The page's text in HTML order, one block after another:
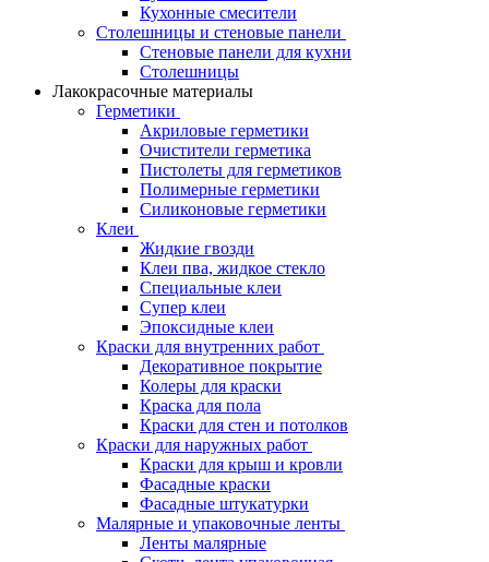
Кухонные смесители
Столешницы и стеновые панели
Стеновые панели для кухни
Столешницы
Лакокрасочные материалы
Герметики
Акриловые герметики
Очистители герметика
Пистолеты для герметиков
Полимерные герметики
Силиконовые герметики
Клеи
Жидкие гвозди
Клеи пва, жидкое стекло
Специальные клеи
Супер клеи
Эпоксидные клеи
Краски для внутренних работ
Декоративное покрытие
Колеры для краски
Краска для пола
Краски для стен и потолков
Краски для наружных работ
Краски для крыш и кровли
Фасадные краски
Фасадные штукатурки
Малярные и упаковочные ленты
Ленты малярные